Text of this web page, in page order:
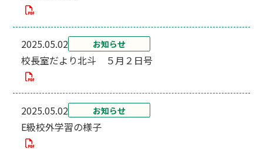
2025.05.02 お知らせ
校長室だより北斗 ５月２日号
2025.05.02 お知らせ
E級校外学習の様子